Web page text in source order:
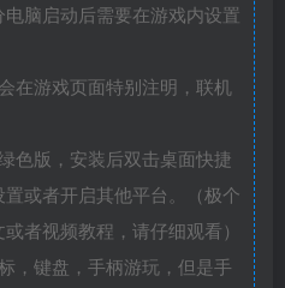
脑启动后需要在游戏内设置
在游戏页面特别注明，联机
色版，安装后双击桌面快捷
或者开启其他平台。（极个
者视频教程，请仔细观看）
，键盘，手柄游玩，但是手